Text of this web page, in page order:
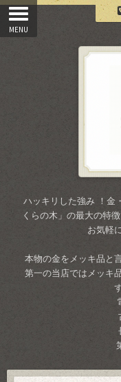
ハッキリした強み ！金
くらの木」の最大の特
お気軽
本物の金をメッキ品と
第一の当店ではメッキ